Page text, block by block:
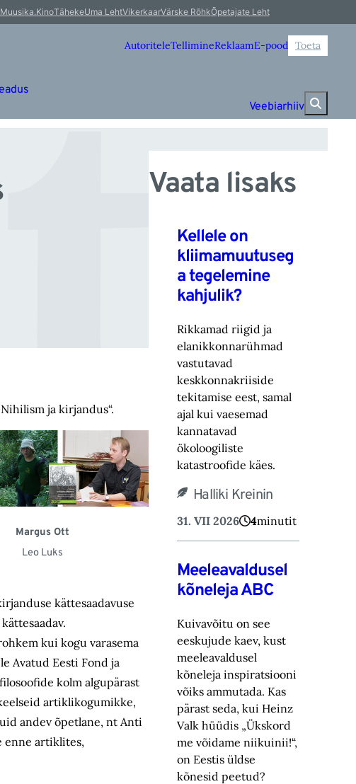
TähekeUma LehtVikerkaarVärske RõhkÕpetajate Leht
AutoriteleTellimineReklaamE-pood Toeta
Veebiarhiiv
ja kirjandus“.
Margus Ott
Leo Luks
kättesaadavuse
kui kogu varasema
Avatud Eesti Fond ja
kolm algupärast
artiklikogumikke,
andev õpetlane, nt Anti
enne artiklites,
Vaata lisaks
Kellele on
kliimamuutuseg
a tegelemine
kahjulik?
Rikkamad riigid ja
elanikkonnarühmad
vastutavad
keskkonnakriiside
tekitamise eest, samal
ajal kui vaesemad
kannatavad
ökoloogiliste
katastroofide käes.
Halliki Kreinin
31. VII 2026 4minutit
Meeleavaldusel
kõneleja ABC
Kuivavõitu on see
eeskujude kaev, kust
meeleavaldusel
kõneleja inspiratsiooni
võiks ammutada. Kas
pärast seda, kui Heinz
Valk hüüdis „Ükskord
me võidame niikuinii!“,
on Eestis üldse
kõnesid peetud?